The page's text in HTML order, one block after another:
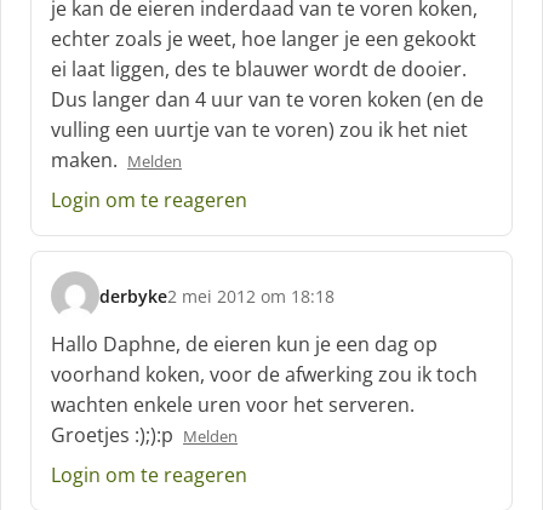
r
e
e
f
je kan de eieren inderdaad van te voren koken,
echter zoals je weet, hoe langer je een gekookt
ei laat liggen, des te blauwer wordt de dooier.
Dus langer dan 4 uur van te voren koken (en de
vulling een uurtje van te voren) zou ik het niet
maken. Melden
Login om te reageren
derbyke
s
c
h
r
e
e
:
2 mei 2012 om 18:18
Hallo Daphne, de eieren kun je een dag op
voorhand koken, voor de afwerking zou ik toch
wachten enkele uren voor het serveren.
Groetjes :);):p Melden
Login om te reageren